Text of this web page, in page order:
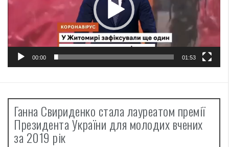
00:00 01:53
Ганна Свириденко стала лауреатом премії
Президента України для молодих вчених
за 2019 рік